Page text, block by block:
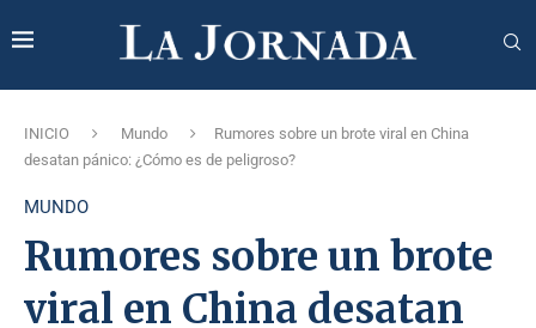
INICIO Mundo
Rumores sobre un brote viral en China
desatan pánico: ¿Cómo es de peligroso?
MUNDO
Rumores sobre un brote
viral en China desatan